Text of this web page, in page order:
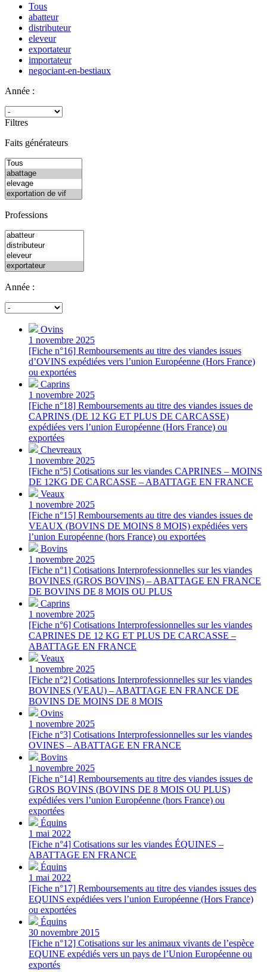
Tous
abatteur
distributeur
eleveur
exportateur
importateur
negociant-en-bestiaux
Année :
Filtres
Faits générateurs
Professions
Année :
Ovins
1 novembre 2025
[Fiche n°16] Remboursements au titre des viandes issues
d’OVINS expédiées vers l’union Européenne (Hors France)
ou exportées
Caprins
1 novembre 2025
[Fiche n°18] Remboursements au titre des viandes issues de
CAPRINS (DE 12 KG ET PLUS DE CARCASSE)
expédiées vers l’union Européenne (Hors France) ou
exportées
Chevreaux
1 novembre 2025
[Fiche n°5] Cotisations sur les viandes CAPRINES – MOINS
DE 12KG DE CARCASSE – ABATTAGE EN FRANCE
Veaux
1 novembre 2025
[Fiche n°15] Remboursements au titre des viandes issues de
VEAUX (BOVINS DE MOINS 8 MOIS) expédiées vers
l’union Européenne (hors France) ou exportées
Bovins
1 novembre 2025
[Fiche n°1] Cotisations Interprofessionnelles sur les viandes
BOVINES (GROS BOVINS) – ABATTAGE EN FRANCE
DE BOVINS DE 8 MOIS OU PLUS
Caprins
1 novembre 2025
[Fiche n°6] Cotisations Interprofessionnelles sur les viandes
CAPRINES DE 12 KG ET PLUS DE CARCASSE –
ABATTAGE EN FRANCE
Veaux
1 novembre 2025
[Fiche n°2] Cotisations Interprofessionnelles sur les viandes
BOVINES (VEAU) – ABATTAGE EN FRANCE DE
BOVINS DE MOINS DE 8 MOIS
Ovins
1 novembre 2025
[Fiche n°3] Cotisations Interprofessionnelles sur les viandes
OVINES – ABATTAGE EN FRANCE
Bovins
1 novembre 2025
[Fiche n°14] Remboursements au titre des viandes issues de
GROS BOVINS (BOVINS DE 8 MOIS OU PLUS)
expédiées vers l’union Européenne (hors France) ou
exportées
Équins
1 mai 2022
[Fiche n°4] Cotisations sur les viandes ÉQUINES –
ABATTAGE EN FRANCE
Équins
1 mai 2022
[Fiche n°17] Remboursements au titre des viandes issues des
EQUINS expédiées vers l’union Européenne (Hors France)
ou exportées
Équins
30 novembre 2015
[Fiche n°12] Cotisations sur les animaux vivants de l’espèce
EQUINE expédiés vers un pays de l’Union Européenne ou
exportés